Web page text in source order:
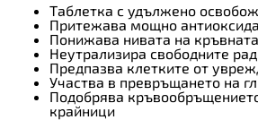
Таблетка с удължено
Притежава мощно
Понижава нивата на
Неутрализира свободните
Предпазва клетките от
Участва в превръщането на
Подобрява
крайници